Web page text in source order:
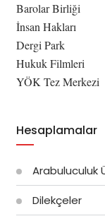
Barolar Birliği
İnsan Hakları
Dergi Park
Hukuk Filmleri
YÖK Tez Merkezi
Hesaplamalar
Arabuluculuk
Dilekçeler